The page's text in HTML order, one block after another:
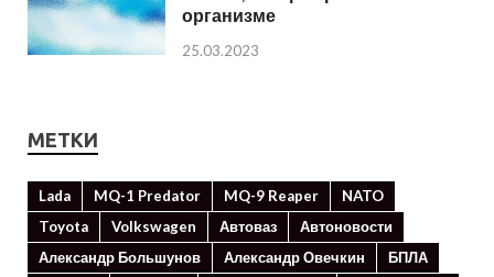
организме
25.03.2023
МЕТКИ
Lada MQ-1 Predator MQ-9 Reaper
NATO
Toyota
Volkswagen Автоваз
Автоновости
Александр Большунов
Александр Овечкин
БПЛА